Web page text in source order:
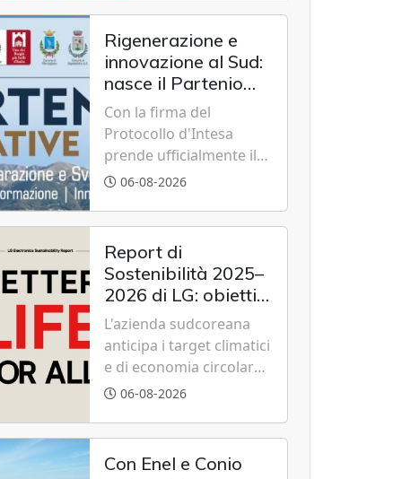
Rigenerazione e
innovazione al Sud:
nasce il Partenio
Creative Hub per il
rilancio del
territorio
Con la firma del
Protocollo d'Intesa
prende ufficialmente il
via il recupero dell'ex
modello di partenariato
pubblico-privato e a una
rete di partner strategici
d'eccellenza.
06-08-2026
Report di
Sostenibilità 2025–
2026 di LG: obiettivi
2030 raggiunti con
cinque anni
d'anticipo
L'azienda sudcoreana
anticipa i target climatici
e di economia circolare,
confermando
a innovazione,
accessibilità e
06-08-2026
Con Enel e Conio